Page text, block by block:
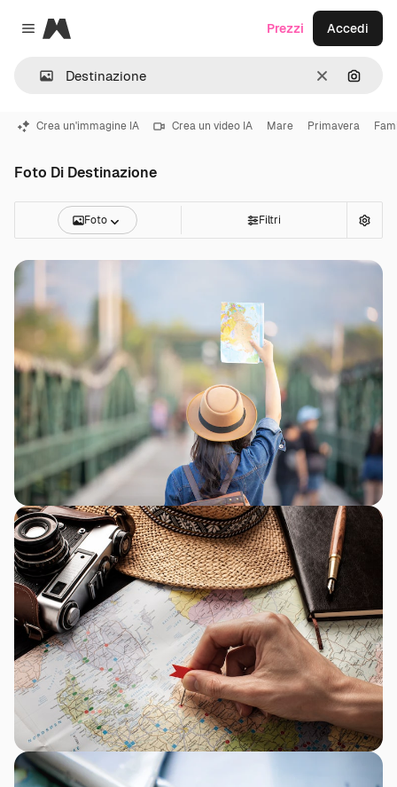
Close menu
Magnific
CancellaCerca
Prezzi Accedi
Crea un'immagine IA Crea un video IA Mare Primavera
Foto Di Destinazione
Foto Filtri